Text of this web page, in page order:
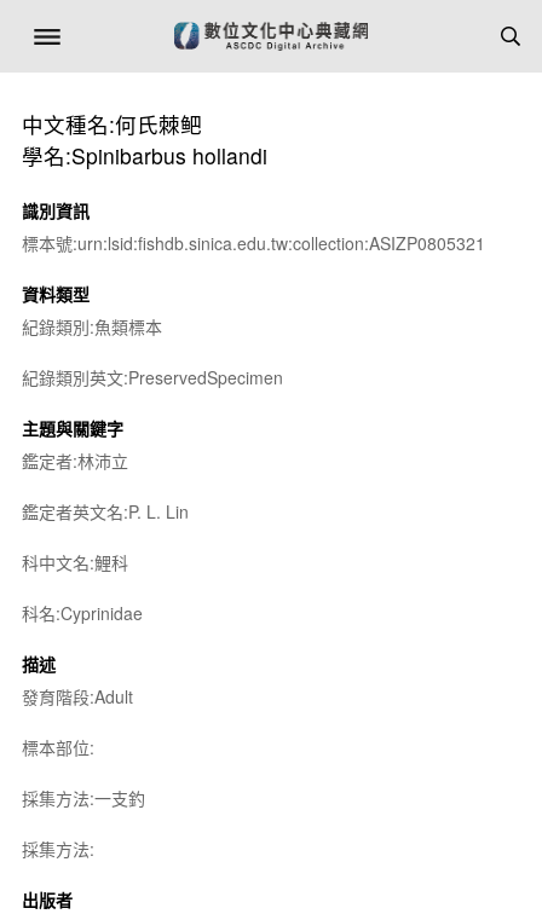
中文種名:何氏棘鲃
學名:Spinibarbus hollandi
識別資訊
標本號:urn:lsid:fishdb.sinica.edu.tw:collection:ASIZP0805321
資料類型
紀錄類別:魚類標本
紀錄類別英文:PreservedSpecimen
主題與關鍵字
鑑定者:林沛立
鑑定者英文名:P. L. Lin
科中文名:鯉科
科名:Cyprinidae
描述
發育階段:Adult
標本部位:
採集方法:一支釣
採集方法:
出版者